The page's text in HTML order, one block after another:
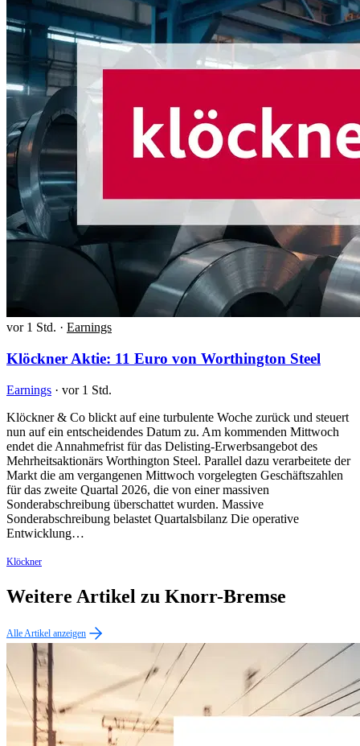
vor 1 Std. · Earnings
Klöckner Aktie: 11 Euro von Worthington Steel
Earnings · vor 1 Std.
Klöckner & Co blickt auf eine turbulente Woche zurück und steuert
nun auf ein entscheidendes Datum zu. Am kommenden Mittwoch
endet die Annahmefrist für das Delisting-Erwerbsangebot des
Mehrheitsaktionärs Worthington Steel. Parallel dazu verarbeitete der
Markt die am vergangenen Mittwoch vorgelegten Geschäftszahlen
für das zweite Quartal 2026, die von einer massiven
Sonderabschreibung überschattet wurden. Massive
Sonderabschreibung belastet Quartalsbilanz Die operative
Entwicklung…
Klöckner
Weitere Artikel zu Knorr-Bremse
Alle Artikel anzeigen